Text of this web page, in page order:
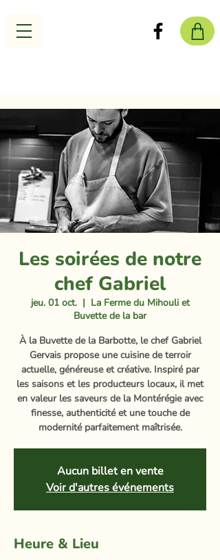
Les soirées de notre
chef Gabriel
jeu. 01 oct.
  |
La Ferme du Mihouli et
Buvette de la bar
À la Buvette de la Barbotte, le chef Gabriel
Gervais propose une cuisine de terroir
actuelle, généreuse et créative. Inspiré par
les saisons et les producteurs locaux, il met
en valeur les saveurs de la Montérégie avec
finesse, authenticité et une touche de
modernité parfaitement maîtrisée.
Aucun billet en vente
Voir d'autres événements
Heure & Lieu